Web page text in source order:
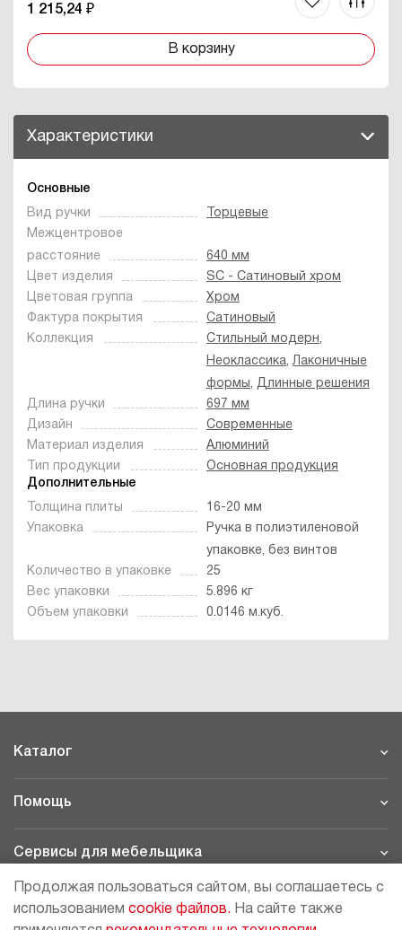
1 215,24 ₽
В корзину
Характеристики
Основные
Вид ручки
Торцевые
Межцентровое
расстояние
640 мм
Цвет изделия
SC - Сатиновый хром
Цветовая группа
Хром
Фактура покрытия
Сатиновый
Коллекция
Стильный модерн,
Неоклассика,Лаконичные
формы, Длинные решения
Длина ручки
697 мм
Дизайн
Современные
Материал изделия
Алюминий
Тип продукции
Основная продукция
Дополнительные
Толщина плиты
16-20 мм
Упаковка
Ручка в полиэтиленовой
упаковке, без винтов
Количество в упаковке
25
Вес упаковки
5.896 кг
Объем упаковки
0.0146 м.куб.
Каталог
Помощь
Сервисы для мебельщика
Продолжая пользоваться сайтом, вы соглашаетесь с
использованием cookie файлов. На сайте также